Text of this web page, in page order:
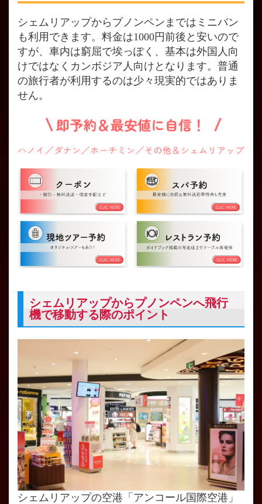
シェムリアップからプノンペンまではミニバン
も利用できます。料金は1000円前後と安いので
すが、車内は窮屈で埃っぽく、基本は外国人向
けではなくカンボジア人向けとなります。普通
の旅行者が利用するのは少々現実的ではありま
せん。
シェムリアップからプノンペンへ飛行
機で移動する際のポイント
シェムリアップの空港「アンコール国際空港」